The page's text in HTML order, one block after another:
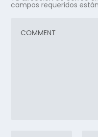
campos requeridos